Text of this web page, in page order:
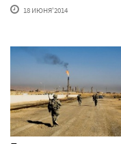
18 ИЮНЯ'2014